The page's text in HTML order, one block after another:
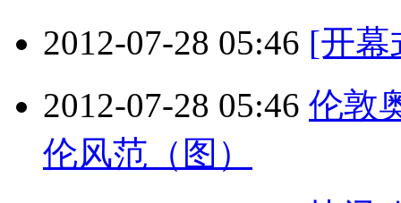
2012-07-28 05:46 [开幕
2012-07-28 05:46 伦敦
伦风范（图）